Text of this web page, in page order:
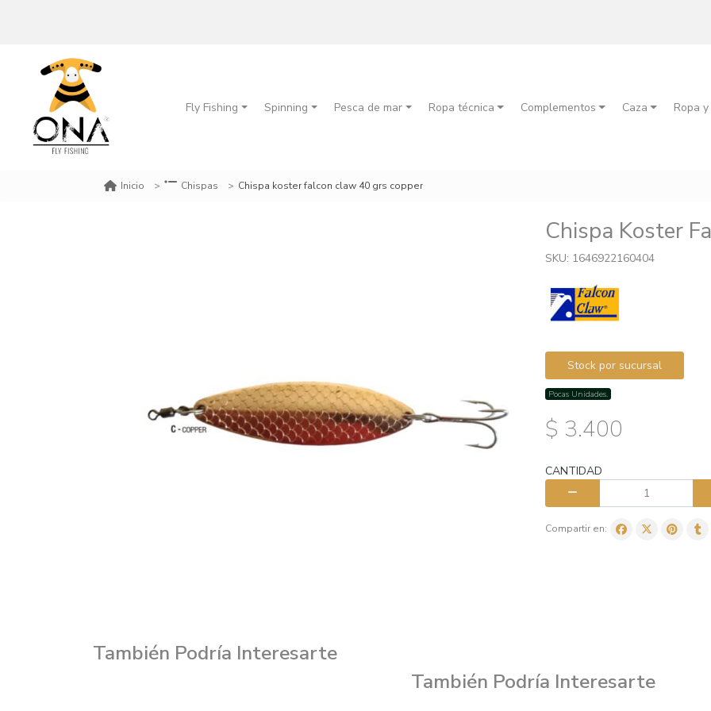
Fly Fishing Spinning Pesca de mar Ropa técnica Complementos Caza Ropa
Inicio Chispas Chispa koster falcon claw 40 grs copper
Chispa Koster
SKU: 1646922160404
Stock por sucursal
Pocas Unidades.
$ 3.400
CANTIDAD
Compartir en:
También Podría Interesarte
También Podría Interesarte